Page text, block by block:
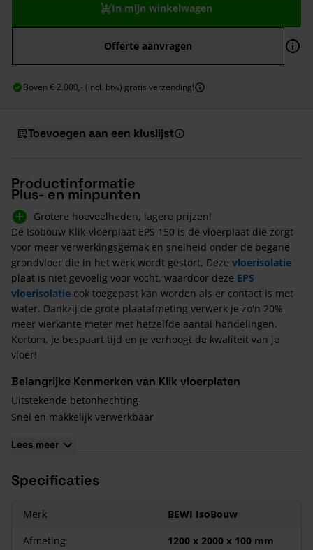
In mijn winkelwagen
Offerte aanvragen
Boven € 2.000,- (incl. btw) gratis verzending!
Toevoegen aan een kluslijst
Productinformatie
Plus- en minpunten
Grotere hoeveelheden, lagere prijzen!
De Isobouw Klik-vloerplaat EPS 150 is de vloerplaat die zorgt
voor meer verwerkingsgemak en snelheid onder de begane
grondvloer die in het werk wordt gestort. Deze vloerisolatie
plaat is niet gevoelig voor vocht, waardoor deze EPS
vloerisolatie ook toegepast kan worden als er contact is met
water. Dankzij de grote plaatafmeting verwerk je zo'n 20%
meer vierkante meter met hetzelfde aantal handelingen.
Kortom, je bespaart tijd en je verhoogt de kwaliteit van je
vloer!
Belangrijke Kenmerken van Klik vloerplaten
Uitstekende betonhechting
Snel en makkelijk verwerkbaar
Hogeisolatiewaardes
Licht van gewicht, maar sterk en drukvast
Purschuim: Voor het vullen van aansluitingen maak je
Lees meer
Specificaties
Merk
BEWI IsoBouw
Afmeting
1200 x 2000 x 100 mm